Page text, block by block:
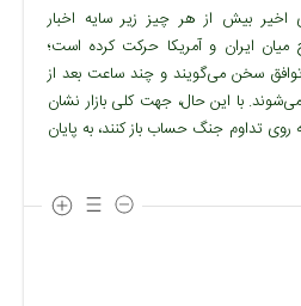
اخیر بیش از هر چیز زیر سایه اخبار
ایران و آمریکا حرکت کرده است؛
سخن می‌گویند و چند ساعت بعد از
با این حال، جهت کلی بازار نشان
تداوم جنگ حساب باز کنند، به پایان